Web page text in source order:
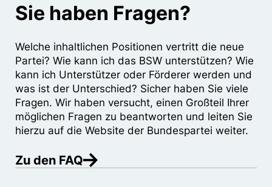
Sie haben Fragen?
Welche inhaltlichen Positionen vertritt die neue
Partei? Wie kann ich das BSW unterstützen? Wie
kann ich Unterstützer oder Förderer werden und
was ist der Unterschied? Sicher haben Sie viele
Fragen. Wir haben versucht, einen Großteil Ihrer
möglichen Fragen zu beantworten und leiten Sie
hierzu auf die Website der Bundespartei weiter.
Zu den FAQ